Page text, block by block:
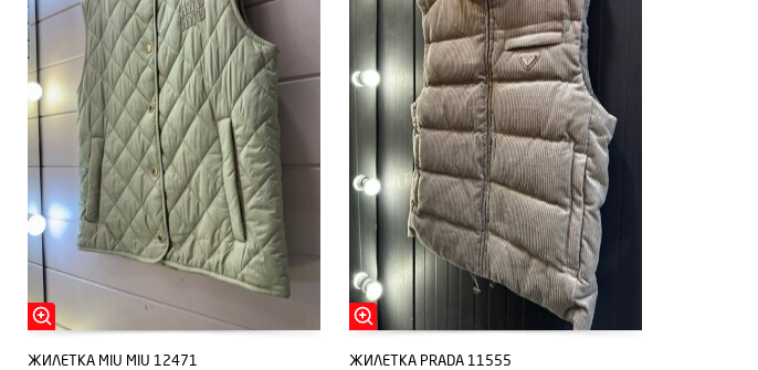
ЖИЛЕТКА MIU MIU 12471
ЖИЛЕТКА PRADA 11555